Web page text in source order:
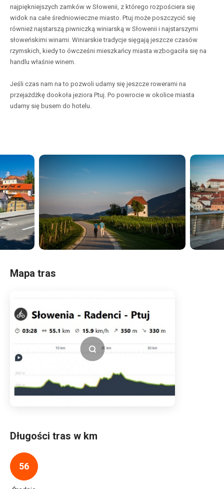
najpiękniejszych zamków w Słowenii, z którego rozpościera się
widok na całe średniowieczne miasto. Ptuj może poszczycić się
również najstarszą piwniczką winiarską w Słowenii i najstarszymi
słoweńskimi winami. Winiarskie tradycje sięgają jeszcze czasów
rzymskich, kiedy to ówcześni mieszkańcy miasta wzbogaciła się na
handlu właśnie winem.
Jeśli czas nam na to pozwoli udamy się jeszcze rowerami na
przejażdżkę dookoła jeziora Ptuj. Po powrocie w okolice miasta
udamy się busem do hotelu.
Mapa tras
Długości tras w km
56